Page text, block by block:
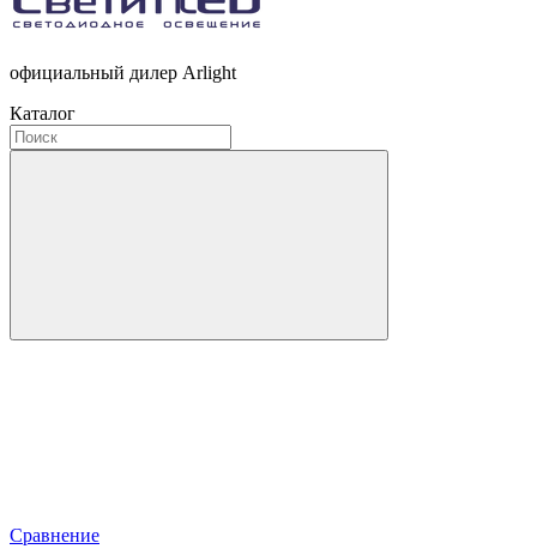
официальный дилер Arlight
Каталог
Сравнение